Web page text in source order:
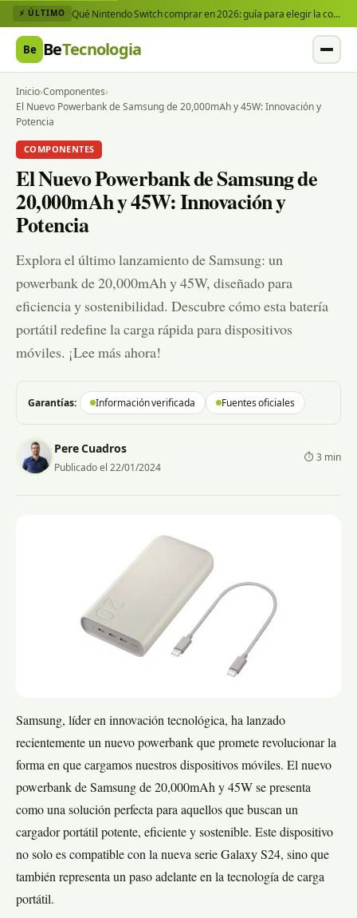
⚡ ÚLTIMO Qué Nintendo Switch comprar en 2026: guía para elegir la consola y los juegos que necesitas
Be BeTecnologia
Inicio›Componentes›
El Nuevo Powerbank de Samsung de 20,000mAh y 45W: Innovación y
Potencia
COMPONENTES
El Nuevo Powerbank de Samsung de
20,000mAh y 45W: Innovación y
Potencia
Explora el último lanzamiento de Samsung: un
powerbank de 20,000mAh y 45W, diseñado para
eficiencia y sostenibilidad. Descubre cómo esta batería
portátil redefine la carga rápida para dispositivos
móviles. ¡Lee más ahora!
Garantías: Información verificada Fuentes oficiales
Pere Cuadros
Publicado el 22/01/2024
⏱ 3 min
Samsung, líder en innovación tecnológica, ha lanzado
recientemente un nuevo powerbank que promete revolucionar la
forma en que cargamos nuestros dispositivos móviles. El nuevo
powerbank de Samsung de 20,000mAh y 45W se presenta
como una solución perfecta para aquellos que buscan un
cargador portátil potente, eficiente y sostenible. Este dispositivo
no solo es compatible con la nueva serie Galaxy S24, sino que
también representa un paso adelante en la tecnología de carga
portátil.